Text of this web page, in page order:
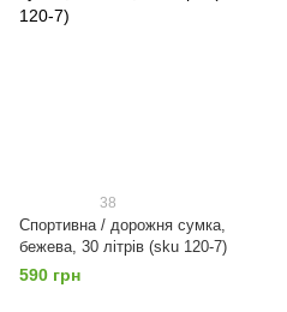
38
Спортивна / дорожня сумка,
бежева, 30 літрів (sku 120-7)
590 грн